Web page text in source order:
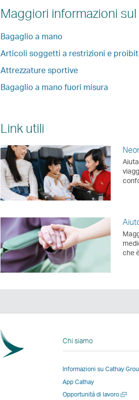
Maggiori informazioni
Bagaglio a mano
Articoli soggetti a restrizioni e
Attrezzature sportive
Bagaglio a mano fuori misura
Link utili
che
Chi siamo
Informazioni su Cathay
App Cathay
Opportunità di lavoroApri